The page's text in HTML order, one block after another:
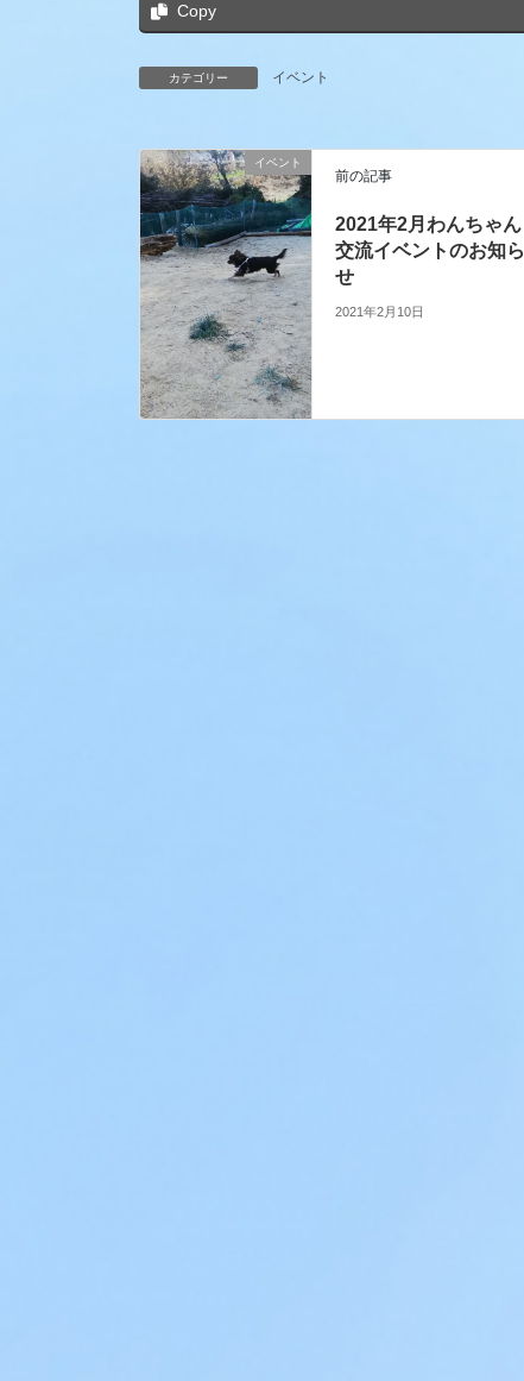
Copy
カテゴリー イベント
イベント
前の記事
2021年2月わんちゃん
交流イベントのお知ら
せ
2021年2月10日